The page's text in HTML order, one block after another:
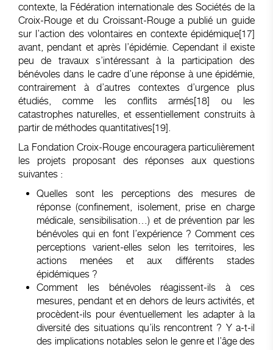
contexte, la Fédération internationale des Sociétés de la
Croix-Rouge et du Croissant-Rouge a publié un guide
sur l’action des volontaires en contexte épidémique[17]
avant, pendant et après l’épidémie. Cependant il existe
peu de travaux s’intéressant à la participation des
bénévoles dans le cadre d’une réponse à une épidémie,
contrairement à d’autres contextes d’urgence plus
étudiés, comme les conflits armés[18] ou les
catastrophes naturelles, et essentiellement construits à
partir de méthodes quantitatives[19].
La Fondation Croix-Rouge encouragera particulièrement
les projets proposant des réponses aux questions
suivantes :
Quelles sont les perceptions des mesures de
réponse (confinement, isolement, prise en charge
médicale, sensibilisation…) et de prévention par les
bénévoles qui en font l’expérience ? Comment ces
perceptions varient-elles selon les territoires, les
actions menées et aux différents stades
épidémiques ?
Comment les bénévoles réagissent-ils à ces
mesures, pendant et en dehors de leurs activités, et
procèdent-ils pour éventuellement les adapter à la
diversité des situations qu’ils rencontrent ? Y a-t-il
des implications notables selon le genre et l’âge des